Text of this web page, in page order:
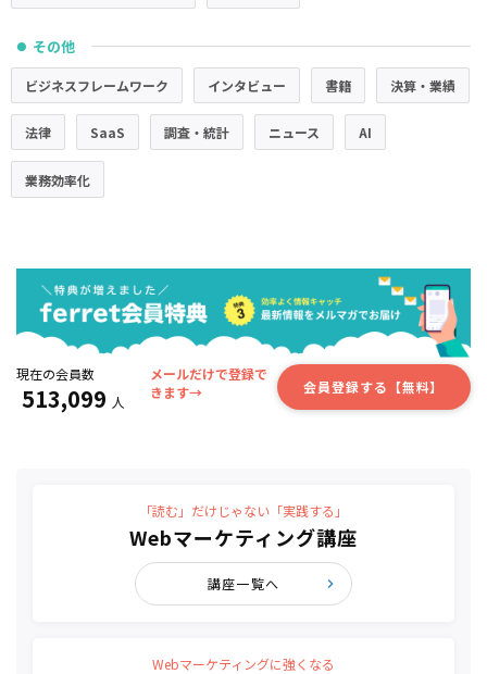
● その他
ビジネスフレームワーク インタビュー 書籍 決算・業績
法律 SaaS 調査・統計 ニュース AI
業務効率化
現在の会員数
513,099 人
メールだけで登録で
きます→
会員登録する【無料】
「読む」だけじゃない「実践する」
Webマーケティング講座
講座一覧へ
Webマーケティングに強くなる